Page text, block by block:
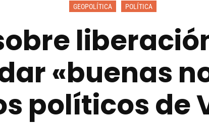
GEOPOLÍTICA POLÍTICA
«buenas
políticos de